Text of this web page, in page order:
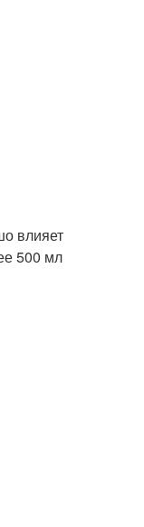
влияет
500 мл